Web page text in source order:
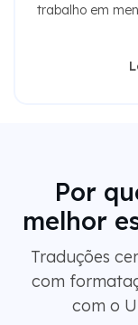
melhor
Traduções
com
com o